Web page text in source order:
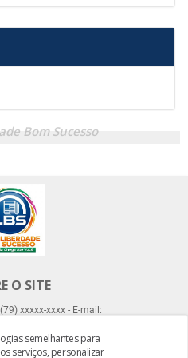
O SITE
xxxxx-xxxx - E-mail:
semelhantes para
serviços, personalizar